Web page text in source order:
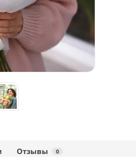
Отзывы 0